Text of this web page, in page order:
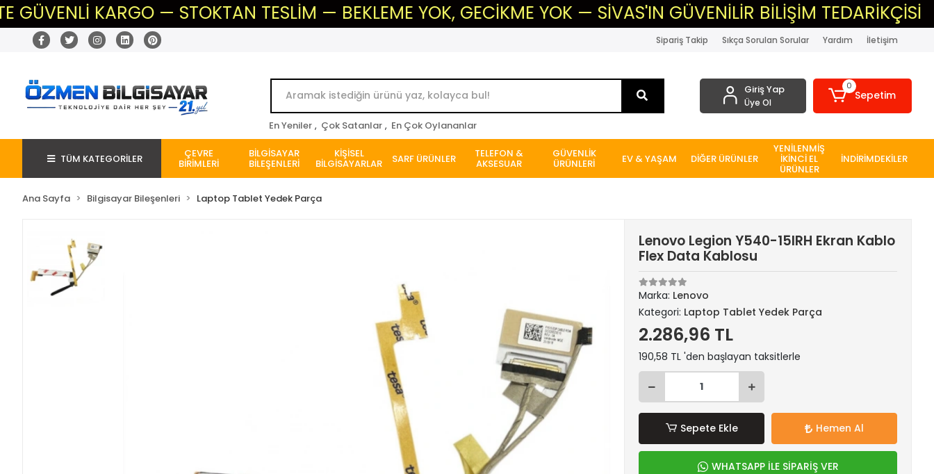
KARGO — STOKTAN TESLİM — BEKLEME YOK, GECİKME YOK — SİVAS'IN GÜVENİLİR BİLİŞİM TEDARİKÇİSİ
Sipariş Takip Sıkça Sorulan Sorular Yardım İletişim
En Yeniler , Çok Satanlar , En Çok Oylananlar
Giriş Yap
Üye Ol
0
Sepetim
TÜM KATEGORİLER ÇEVRE
BİRİMLERİ
BİLGİSAYAR
BİLEŞENLERİ
KİŞİSEL
BİLGİSAYARLAR SARF ÜRÜNLER TELEFON &
AKSESUAR
GÜVENLİK
ÜRÜNLERİ EV & YAŞAM DİĞER ÜRÜNLER
YENİLENMİŞ
İKİNCİ EL
ÜRÜNLER
İNDİRİMDEKİLER
Ana Sayfa Bilgisayar Bileşenleri Laptop Tablet Yedek Parça
Lenovo Legion Y540-15IRH Ekran Kablo
Flex Data Kablosu
Marka: Lenovo
Kategori: Laptop Tablet Yedek Parça
2.286,96 TL
190,58 TL 'den başlayan taksitlerle
Sepete Ekle Hemen Al
WHATSAPP İLE SİPARİŞ VER